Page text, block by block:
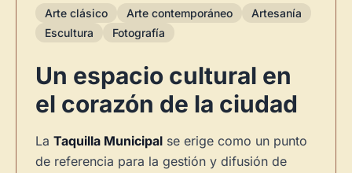
Arte clásico Arte contemporáneo
Artesanía
Escultura
Fotografía
Un espacio cultural en
el corazón de la ciudad
La Taquilla Municipal se erige como un punto
de referencia para la gestión y difusión de